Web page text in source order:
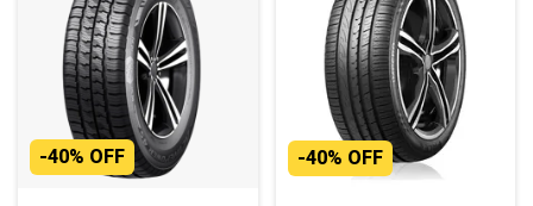
-40% OFF -40% OFF